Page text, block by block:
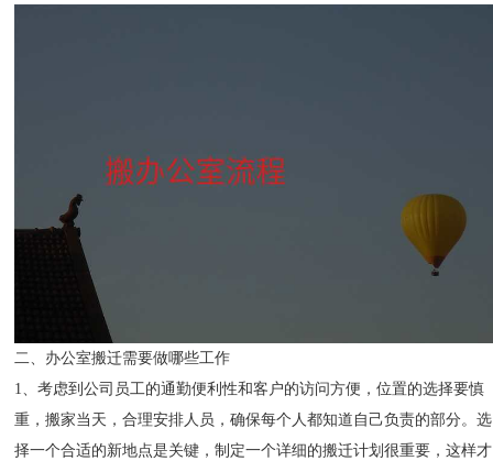
二、办公室搬迁需要做哪些工作
1、考虑到公司员工的通勤便利性和客户的访问方便，位置的选择要慎
重，搬家当天，合理安排人员，确保每个人都知道自己负责的部分。选
择一个合适的新地点是关键，制定一个详细的搬迁计划很重要，这样才